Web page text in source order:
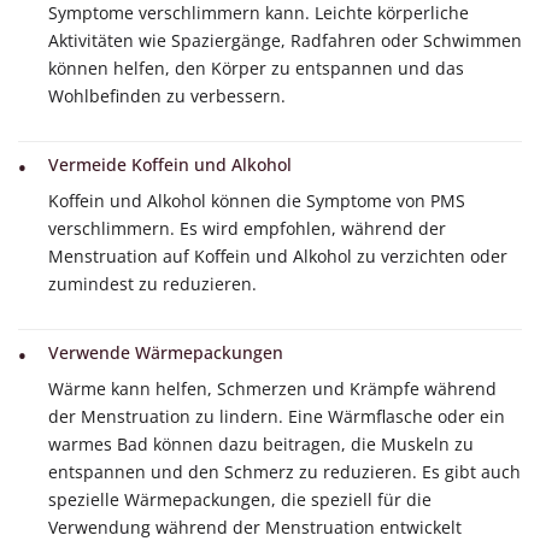
Symptome verschlimmern kann. Leichte körperliche
Aktivitäten wie Spaziergänge, Radfahren oder Schwimmen
können helfen, den Körper zu entspannen und das
Wohlbefinden zu verbessern.
Vermeide Koffein und Alkohol
Koffein und Alkohol können die Symptome von PMS
verschlimmern. Es wird empfohlen, während der
Menstruation auf Koffein und Alkohol zu verzichten oder
zumindest zu reduzieren.
Verwende Wärmepackungen
Wärme kann helfen, Schmerzen und Krämpfe während
der Menstruation zu lindern. Eine Wärmflasche oder ein
warmes Bad können dazu beitragen, die Muskeln zu
entspannen und den Schmerz zu reduzieren. Es gibt auch
spezielle Wärmepackungen, die speziell für die
Verwendung während der Menstruation entwickelt